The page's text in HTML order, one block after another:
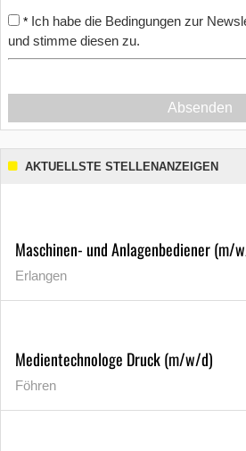
* Ich habe die Bedingungen zur
und stimme diesen zu.
Absenden
AKTUELLSTE STELLENANZEIGEN
Maschinen- und Anlagenbediener (m/
Erlangen
Medientechnologe Druck (m/w/d)
Föhren